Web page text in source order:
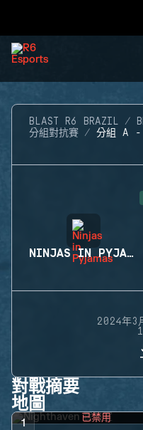
BLAST R6 BRAZIL
分組對抗賽
分組 A -
NINJAS IN PYJAMAS
2024年3
對戰摘要
地圖
1 已禁用